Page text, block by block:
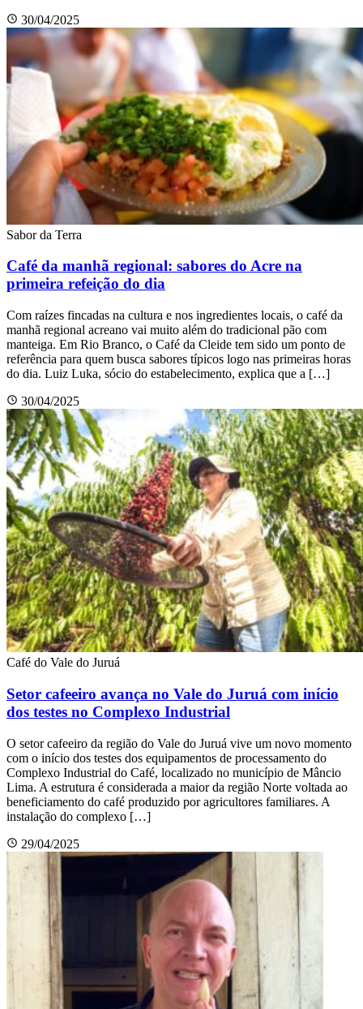
30/04/2025
Sabor da Terra
Café da manhã regional: sabores do Acre na
primeira refeição do dia
Com raízes fincadas na cultura e nos ingredientes locais, o café da
manhã regional acreano vai muito além do tradicional pão com
manteiga. Em Rio Branco, o Café da Cleide tem sido um ponto de
referência para quem busca sabores típicos logo nas primeiras horas
do dia. Luiz Luka, sócio do estabelecimento, explica que a […]
30/04/2025
Café do Vale do Juruá
Setor cafeeiro avança no Vale do Juruá com início
dos testes no Complexo Industrial
O setor cafeeiro da região do Vale do Juruá vive um novo momento
com o início dos testes dos equipamentos de processamento do
Complexo Industrial do Café, localizado no município de Mâncio
Lima. A estrutura é considerada a maior da região Norte voltada ao
beneficiamento do café produzido por agricultores familiares. A
instalação do complexo […]
29/04/2025